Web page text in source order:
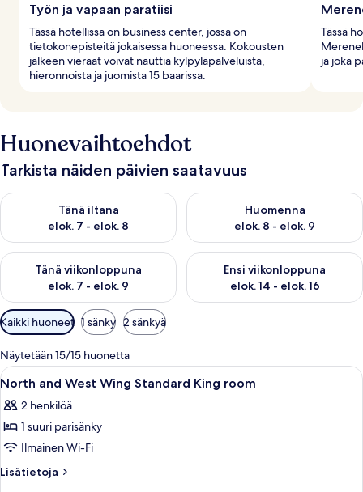
Työn ja vapaan paratiisi
Tässä hotellissa on business center, jossa on
tietokonepisteitä jokaisessa huoneessa. Kokousten
jälkeen vieraat voivat nauttia kylpyläpalveluista,
hieronnoista ja juomista 15 baarissa.
Tässä
ja joka
Huonevaihtoehdot
Tarkista näiden päivien saatavuus
Tänä iltana
elok. 7 - elok. 8
Tarkista tämän illan saatavuus elok. 7 - elok. 8
Huomenna
elok. 8 - elok. 9
Tarkista huomisen saatavuus
Tänä viikonloppuna
elok. 7 - elok. 9
Tarkista tämän viikonlopun saatavuus elok. 7 - elok. 9
Ensi viikonloppuna
elok. 14 - elok. 16
Tarkista ensi viikonlopun
Huoneille
saatavilla
olevia
suodattimia
Kaikki huoneet 1 sänky 2 sänkyä
Näytetään 15/15 huonetta
Avaa
kaikki
huonetyypin
North
and
West
Ylelliset vuodevaatteet, pillowtop-
2
North and West Wing Standard King room
2 henkilöä
1 suuri parisänky
Ilmainen Wi-Fi
Lisätietoja
Lisätietoja